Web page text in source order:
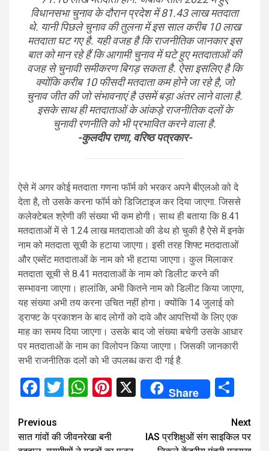
विधानसभा चुनाव के दौरान प्रदेश में 81.43 लाख मतदाता
थे. यानी पिछले चुनाव की तुलना में इस साल करीब 10 लाख
मतदाता घट गए है. यही वजह है कि राजनीतिक जानकार इस
बात को मान रहे हैं कि आगामी चुनाव में घटे हुए मतदाताओं की
वजह से चुनावी समीकरण बिगड़ सकता है. ऐसा इसलिए है कि
क्योंकि करीब 10 फीसदी मतदाता कम होने जा रहे है, जो
चुनाव जीत की जो संभावनाएं है उसमें बड़ा अंतर लाने वाला है.
इसके साथ ही मतदाताओं के आंकड़े राजनीतिक दलों के
चुनावी रणनीति को भी प्रभावित करने वाला है.
-कुलदीप राणा, वरिष्ठ पत्रकार-
ऐसे में अगर कोई मतदाता गणना फॉर्म को भरकर अपने बीएलओ को दे
देता है, तो उसके करना फॉर्म को डिजिटाइज कर दिया जाएगा. जिससे
कलेक्टेबल श्रेणी की संख्या भी कम होगी। साथ ही बताया कि 8.41
मतदाताओं में से 1.24 लाख मतदाताओ की डेथ हो चुकी है ऐसे में इनके
नाम को मतदाता सूची के हटाया जाएगा। इसी तरह शिफ्ट मतदाताओं
और एब्सेंट मतदाताओं के नाम को भी हटाया जाएगा। कुल मिलाकर
मतदाता सूची से 8.41 मतदाताओं के नाम को डिलीट करने की
सम्भावना जाएगा। हालांकि, अभी कितने नाम को डिलीट किया जाएगा,
यह संख्या अभी तय करना उचित नहीं होगा। क्योंकि 14 जुलाई को
ड्राफ्ट के प्रकाशन के बाद लोगों को दावे और आपत्तियों के लिए एक
माह का समय दिया जाएगा। उसके बाद जो संख्या बचेगी उसके आधार
पर मतदाताओं के नाम का विलोपन किया जाएगा। जिसकी जानकारी
सभी राजनीतिक दलों को भी उपलब्ध करा दी गई है.
Facebook
Twitter
WhatsApp
Pinterest
X Share
Continue
Reading
Previous
सात गांवों की जीवनरेखा बनी
Next
IAS प्रशिक्षुओं संग साइकिल पर